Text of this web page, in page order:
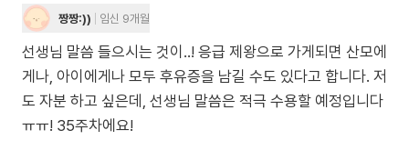
짱짱:)) 임신 9개월
선생님 말씀 들으시는 것이..! 응급 제왕으로 가게되면 산모에
게나, 아이에게나 모두 후유증을 남길 수도 있다고 합니다. 저
도 자분 하고 싶은데, 선생님 말씀은 적극 수용할 예정입니다
ㅠㅠ! 35주차에요!